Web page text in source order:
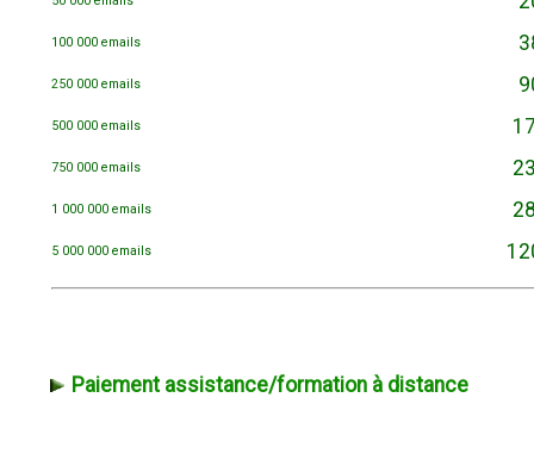
100 000 emails
250 000 emails
500 000 emails
750 000 emails
1 000 000 emails
5 000 000 emails
Paiement assistance/formation à distance